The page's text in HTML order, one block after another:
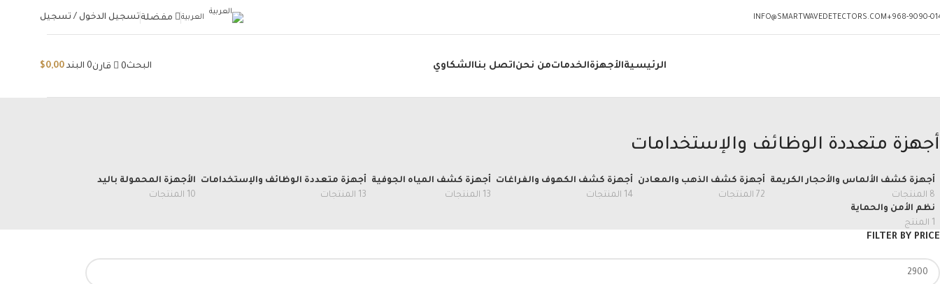
968-9090-
INFO@SMARTWAVEDETECTORS.COM العربية مفضلة تسجيل الدخول / تسجيل
الرئيسيةالأجهزةالخدماتمن نحناتصل بناالشكاوي البحث0 قارن0 البند $0,00
أجهزة متعددة الوظائف والإستخدامات
أجهزة كشف الألماس والأحجار الكريمة
8 المنتجات
أجهزة كشف الذهب والمعادن
72 المنتجات
أجهزة كشف الكهوف والفراغات
14 المنتجات
أجهزة كشف المياه الجوفية
13 المنتجات
أجهزة متعددة الوظائف والإستخدامات
13 المنتجات
الأجهزة المحمولة باليد
10 المنتجات
نظم الأمن والحماية
1 المنتج
FILTER BY PRICE